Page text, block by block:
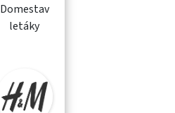
Domestav
letáky